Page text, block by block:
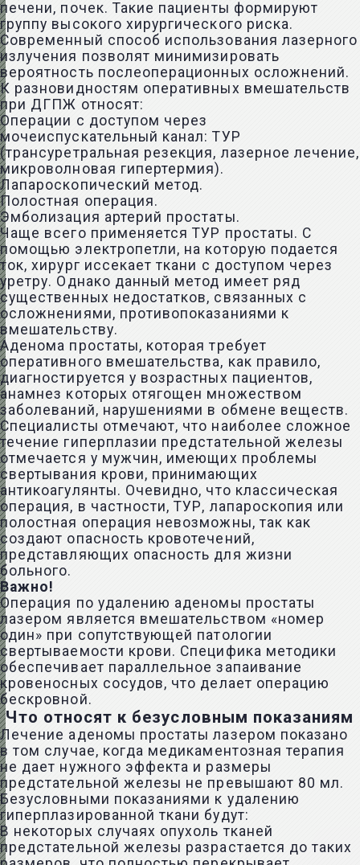
печени, почек. Такие пациенты формируют
группу высокого хирургического риска.
Современный способ использования лазерного
излучения позволят минимизировать
вероятность послеоперационных осложнений.
К разновидностям оперативных вмешательств
при ДГПЖ относят:
Операции с доступом через
мочеиспускательный канал: ТУР
(трансуретральная резекция, лазерное лечение,
микроволновая гипертермия).
Лапароскопический метод.
Полостная операция.
Эмболизация артерий простаты.
Чаще всего применяется ТУР простаты. С
помощью электропетли, на которую подается
ток, хирург иссекает ткани с доступом через
уретру. Однако данный метод имеет ряд
существенных недостатков, связанных с
осложнениями, противопоказаниями к
вмешательству.
Аденома простаты, которая требует
оперативного вмешательства, как правило,
диагностируется у возрастных пациентов,
анамнез которых отягощен множеством
заболеваний, нарушениями в обмене веществ.
Специалисты отмечают, что наиболее сложное
течение гиперплазии предстательной железы
отмечается у мужчин, имеющих проблемы
свертывания крови, принимающих
антикоагулянты. Очевидно, что классическая
операция, в частности, ТУР, лапароскопия или
полостная операция невозможны, так как
создают опасность кровотечений,
представляющих опасность для жизни
больного.
Важно!
Операция по удалению аденомы простаты
лазером является вмешательством «номер
один» при сопутствующей патологии
свертываемости крови. Специфика методики
обеспечивает параллельное запаивание
кровеносных сосудов, что делает операцию
бескровной.
Что относят к безусловным показаниям
Лечение аденомы простаты лазером показано
в том случае, когда медикаментозная терапия
не дает нужного эффекта и размеры
предстательной железы не превышают 80 мл.
Безусловными показаниями к удалению
гиперплазированной ткани будут:
В некоторых случаях опухоль тканей
предстательной железы разрастается до таких